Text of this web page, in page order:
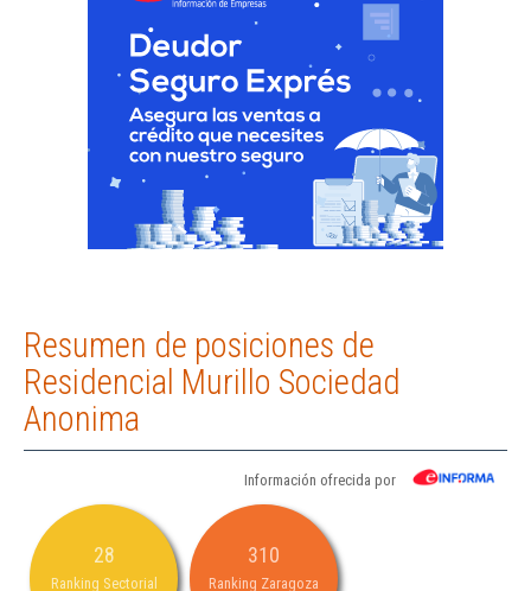
Resumen de posiciones de
Residencial Murillo Sociedad
Anonima
Información ofrecida por
28
Ranking Sectorial
310
Ranking Zaragoza